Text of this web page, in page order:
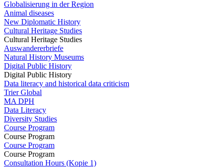
Globalisierung in der Region
Animal diseases
New Diplomatic History
Cultural Heritage Studies
Cultural Heritage Studies
Auswandererbriefe
Natural History Museums
Digital Public History
Digital Public History
Data literacy and historical data criticism
Trier Global
MA DPH
Data Literacy
Diversity Studies
Course Program
Course Program
Course Program
Course Program
Consultation Hours (Kopie 1)